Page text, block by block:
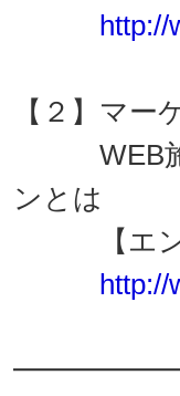
http://
【２】マ
WEB施策
ンとは
【エンド
http://